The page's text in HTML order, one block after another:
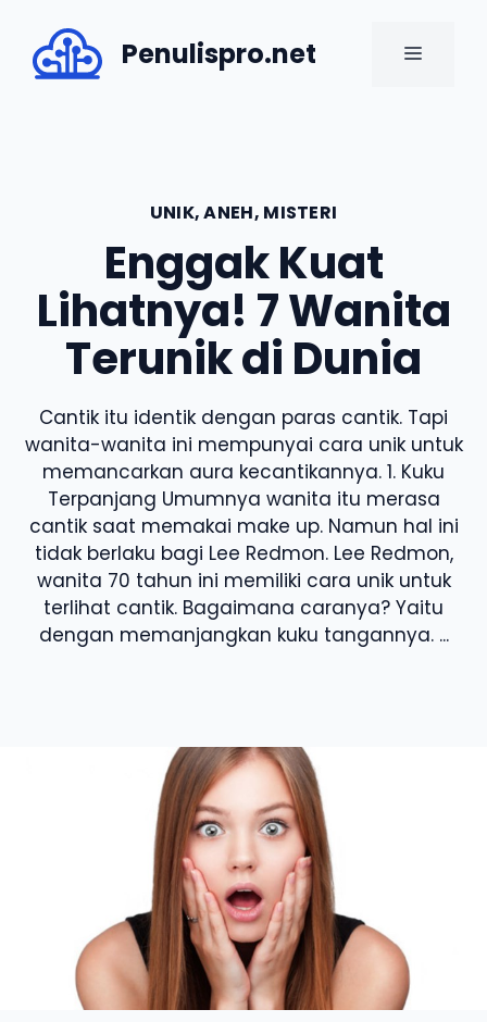
content
Penulispro.net MENU
UNIK, ANEH, MISTERI
Enggak Kuat
Lihatnya! 7 Wanita
Terunik di Dunia
Cantik itu identik dengan paras cantik. Tapi
wanita-wanita ini mempunyai cara unik untuk
memancarkan aura kecantikannya. 1. Kuku
Terpanjang Umumnya wanita itu merasa
cantik saat memakai make up. Namun hal ini
tidak berlaku bagi Lee Redmon. Lee Redmon,
wanita 70 tahun ini memiliki cara unik untuk
terlihat cantik. Bagaimana caranya? Yaitu
dengan memanjangkan kuku tangannya. ...